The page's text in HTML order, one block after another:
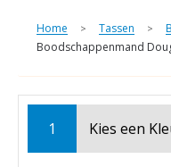
Home > Tassen >
Boodschappenmand
1 Kies een